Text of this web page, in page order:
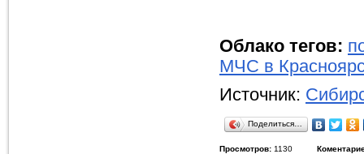
Облако тегов:
МЧС в
Источник:
Поделиться…
Просмотров: 1130